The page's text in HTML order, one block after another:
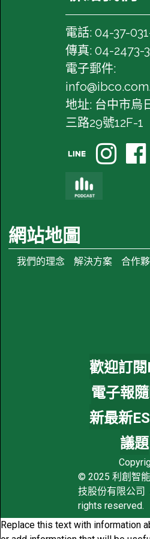
電話: 04-37-
傳真: 04-2473-
電子郵件:
地址: 台中市烏
三路29號12F-1
  
網站地圖
我們的理念 解決方案 合作
歡迎訂閱
電子報
新最新
議題
© 2025 利創智
技股份有限公司
rights reserved.
Replace this text with information